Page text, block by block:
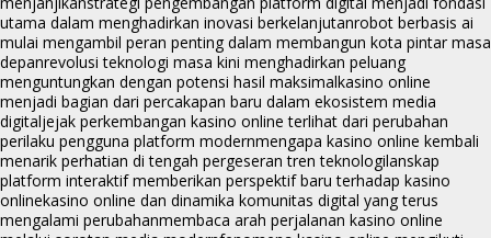
utama dalam menghadirkan inovasi berkelanjutanrobot berbasis ai
mulai mengambil peran penting dalam membangun kota pintar masa
depanrevolusi teknologi masa kini menghadirkan peluang
menguntungkan dengan potensi hasil maksimalkasino online
menjadi bagian dari percakapan baru dalam ekosistem media
digitaljejak perkembangan kasino online terlihat dari perubahan
perilaku pengguna platform modernmengapa kasino online kembali
menarik perhatian di tengah pergeseran tren teknologilanskap
platform interaktif memberikan perspektif baru terhadap kasino
onlinekasino online dan dinamika komunitas digital yang terus
mengalami perubahanmembaca arah perjalanan kasino online